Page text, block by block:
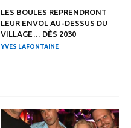
LES BOULES REPRENDRONT
LEUR ENVOL AU-DESSUS DU
VILLAGE… DÈS 2030
YVES LAFONTAINE